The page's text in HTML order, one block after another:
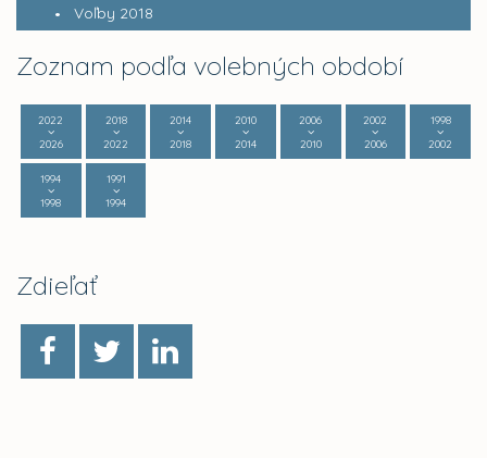
Voľby 2018
Zoznam podľa volebných období
2022
2026
2018
2022
2014
2018
2010
2014
2006
2010
2002
2006
1998
2002
1994
1998
1991
1994
Zdieľať